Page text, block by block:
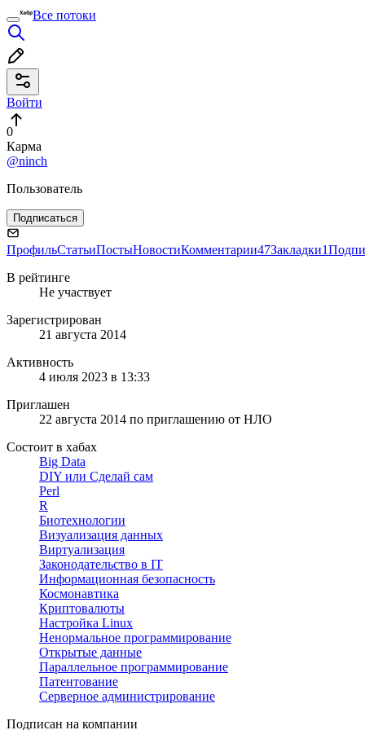
Все потоки
Войти
0
Карма
@ninch
Пользователь
Подписаться
ПрофильСтатьиПостыНовостиКомментарии47Закладки1
В рейтинге
Не участвует
Зарегистрирован
21 августа 2014
Активность
4 июля 2023 в 13:33
Приглашен
22 августа 2014 по приглашению от НЛО
Состоит в хабах
Big Data
DIY или Сделай сам
Perl
R
Биотехнологии
Визуализация данных
Виртуализация
Законодательство в IT
Информационная безопасность
Космонавтика
Криптовалюты
Настройка Linux
Ненормальное программирование
Открытые данные
Параллельное программирование
Патентование
Серверное администрирование
Подписан на компании